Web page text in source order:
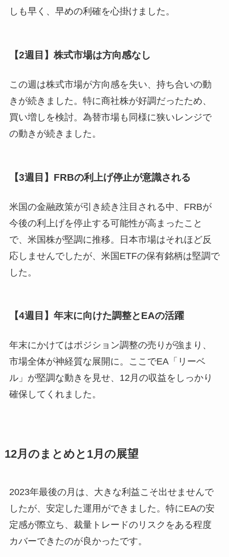
しも早く、早めの利確を心掛けました。
【2週目】株式市場は方向感なし
この週は株式市場が方向感を失い、持ち合いの動
きが続きました。特に商社株が好調だったため、
買い増しを検討。為替市場も同様に狭いレンジで
の動きが続きました。
【3週目】FRBの利上げ停止が意識される
米国の金融政策が引き続き注目される中、FRBが
今後の利上げを停止する可能性が高まったこと
で、米国株が堅調に推移。日本市場はそれほど反
応しませんでしたが、米国ETFの保有銘柄は堅調で
した。
【4週目】年末に向けた調整とEAの活躍
年末にかけてはポジション調整の売りが強まり、
市場全体が神経質な展開に。ここでEA「リーベ
ル」が堅調な動きを見せ、12月の収益をしっかり
確保してくれました。
12月のまとめと1月の展望
2023年最後の月は、大きな利益こそ出せませんで
したが、安定した運用ができました。特にEAの安
定感が際立ち、裁量トレードのリスクをある程度
カバーできたのが良かったです。